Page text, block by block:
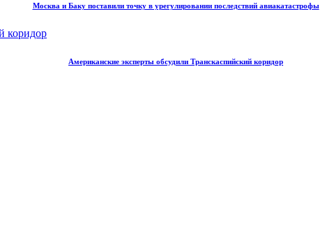
Москва и Баку поставили точку в урегулировании последствий авиакатастрофы
Американские эксперты обсудили Транскаспийский коридор